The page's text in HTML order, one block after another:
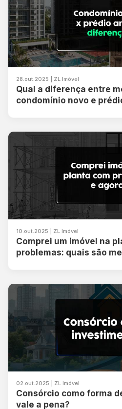
28.out.2025 | ZL Imóvel
Qual a diferença entre
condomínio novo e
10.out.2025 | ZL Imóvel
Comprei um imóvel na
problemas: quais são
02.out.2025 | ZL Imóvel
Consórcio como forma
vale a pena?